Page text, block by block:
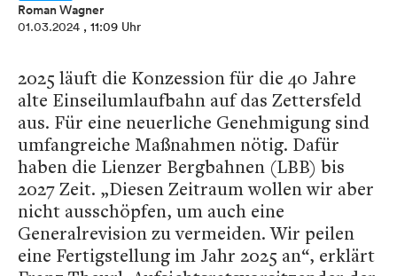
Roman Wagner
01.03.2024 , 11:09 Uhr
2025 läuft die Konzession für die 40 Jahre
alte Einseilumlaufbahn auf das Zettersfeld
aus. Für eine neuerliche Genehmigung sind
umfangreiche Maßnahmen nötig. Dafür
haben die Lienzer Bergbahnen (LBB) bis
2027 Zeit. „Diesen Zeitraum wollen wir aber
nicht ausschöpfen, um auch eine
Generalrevision zu vermeiden. Wir peilen
eine Fertigstellung im Jahr 2025 an“, erklärt